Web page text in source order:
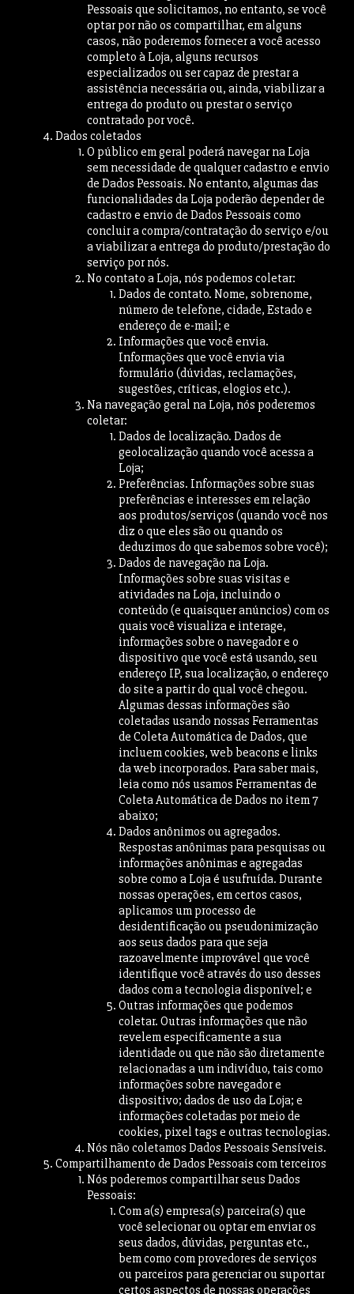
Pessoais que solicitamos, no entanto, se você
optar por não os compartilhar, em alguns
casos, não poderemos fornecer a você acesso
completo à Loja, alguns recursos
especializados ou ser capaz de prestar a
assistência necessária ou, ainda, viabilizar a
entrega do produto ou prestar o serviço
contratado por você.
Dados coletados
O público em geral poderá navegar na Loja
sem necessidade de qualquer cadastro e envio
de Dados Pessoais. No entanto, algumas das
funcionalidades da Loja poderão depender de
cadastro e envio de Dados Pessoais como
concluir a compra/contratação do serviço e/ou
a viabilizar a entrega do produto/prestação do
serviço por nós.
No contato a Loja, nós podemos coletar:
Dados de contato. Nome, sobrenome,
número de telefone, cidade, Estado e
endereço de e-mail; e
Informações que você envia.
Informações que você envia via
formulário (dúvidas, reclamações,
sugestões, críticas, elogios etc.).
Na navegação geral na Loja, nós poderemos
coletar:
Dados de localização. Dados de
geolocalização quando você acessa a
Loja;
Preferências. Informações sobre suas
preferências e interesses em relação
aos produtos/serviços (quando você nos
diz o que eles são ou quando os
deduzimos do que sabemos sobre você);
Dados de navegação na Loja.
Informações sobre suas visitas e
atividades na Loja, incluindo o
conteúdo (e quaisquer anúncios) com os
quais você visualiza e interage,
informações sobre o navegador e o
dispositivo que você está usando, seu
endereço IP, sua localização, o endereço
do site a partir do qual você chegou.
Algumas dessas informações são
coletadas usando nossas Ferramentas
de Coleta Automática de Dados, que
incluem cookies, web beacons e links
da web incorporados. Para saber mais,
leia como nós usamos Ferramentas de
Coleta Automática de Dados no item 7
abaixo;
Dados anônimos ou agregados.
Respostas anônimas para pesquisas ou
informações anônimas e agregadas
sobre como a Loja é usufruída. Durante
nossas operações, em certos casos,
aplicamos um processo de
desidentificação ou pseudonimização
aos seus dados para que seja
razoavelmente improvável que você
identifique você através do uso desses
dados com a tecnologia disponível; e
Outras informações que podemos
coletar. Outras informações que não
revelem especificamente a sua
identidade ou que não são diretamente
relacionadas a um indivíduo, tais como
informações sobre navegador e
dispositivo; dados de uso da Loja; e
informações coletadas por meio de
cookies, pixel tags e outras tecnologias.
Nós não coletamos Dados Pessoais Sensíveis.
Compartilhamento de Dados Pessoais com terceiros
Nós poderemos compartilhar seus Dados
Pessoais:
Com a(s) empresa(s) parceira(s) que
você selecionar ou optar em enviar os
seus dados, dúvidas, perguntas etc.,
bem como com provedores de serviços
ou parceiros para gerenciar ou suportar
certos aspectos de nossas operações